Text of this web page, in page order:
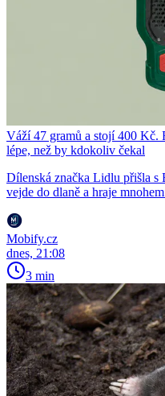
Váží 47 gramů a stojí 400 Kč.
lépe, než by kdokoliv čekal
Dílenská značka Lidlu přišla s
vejde do dlaně a hraje
Mobify.cz
dnes, 21:08
3 min